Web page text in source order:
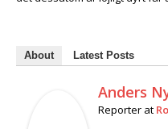
About Latest Posts
Anders
Reporter at